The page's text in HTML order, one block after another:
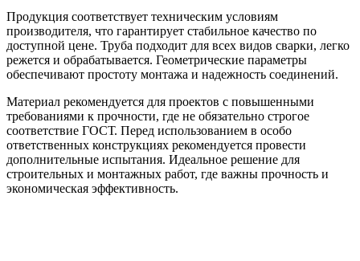
Продукция соответствует техническим условиям
производителя, что гарантирует стабильное качество по
доступной цене. Труба подходит для всех видов сварки, легко
режется и обрабатывается. Геометрические параметры
обеспечивают простоту монтажа и надежность соединений.
Материал рекомендуется для проектов с повышенными
требованиями к прочности, где не обязательно строгое
соответствие ГОСТ. Перед использованием в особо
ответственных конструкциях рекомендуется провести
дополнительные испытания. Идеальное решение для
строительных и монтажных работ, где важны прочность и
экономическая эффективность.